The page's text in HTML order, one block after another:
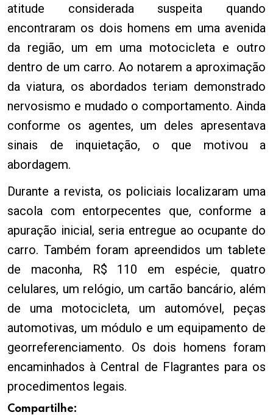
atitude considerada suspeita quando
encontraram os dois homens em uma avenida
da região, um em uma motocicleta e outro
dentro de um carro. Ao notarem a aproximação
da viatura, os abordados teriam demonstrado
nervosismo e mudado o comportamento. Ainda
conforme os agentes, um deles apresentava
sinais de inquietação, o que motivou a
abordagem.
Durante a revista, os policiais localizaram uma
sacola com entorpecentes que, conforme a
apuração inicial, seria entregue ao ocupante do
carro. Também foram apreendidos um tablete
de maconha, R$ 110 em espécie, quatro
celulares, um relógio, um cartão bancário, além
de uma motocicleta, um automóvel, peças
automotivas, um módulo e um equipamento de
georreferenciamento. Os dois homens foram
encaminhados à Central de Flagrantes para os
procedimentos legais.
Compartilhe: